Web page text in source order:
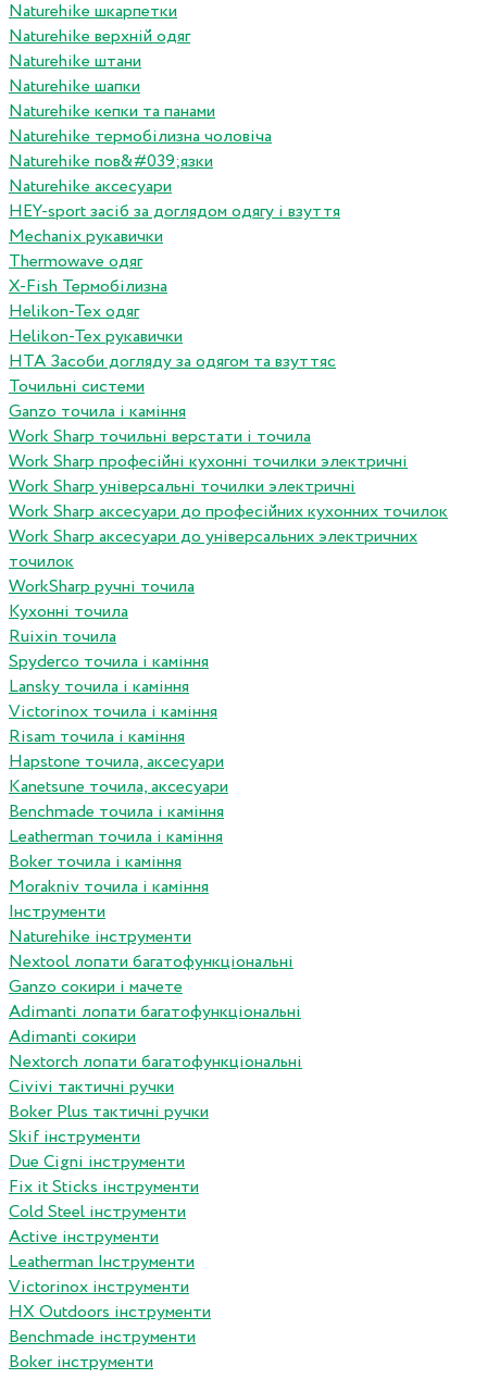
Naturehike шкарпетки
Naturehike верхній одяг
Naturehike штани
Naturehike шапки
Naturehike кепки та панами
Naturehike термобілизна чоловіча
Naturehike пов&#039;язки
Naturehike аксесуари
HEY-sport засіб за доглядом одягу і взуття
Mechanix рукавички
Thermowave одяг
X-Fish Термобілизна
Helikon-Tex одяг
Helikon-Tex рукавички
HTA Засоби догляду за одягом та взуттяс
Точильні системи
Ganzo точила і каміння
Work Sharp точильні верстати і точила
Work Sharp професiйнi кухоннi точилки электричнi
Work Sharp унiверсальнi точилки электричнi
Work Sharp аксесуари до професiйних кухонних точилок
Work Sharp аксесуари до унiверсальних электричних
точилок
WorkSharp ручні точила
Кухонні точила
Ruixin точила
Spyderco точила і каміння
Lansky точила і каміння
Victorinox точила і каміння
Risam точила і каміння
Hapstone точила, аксесуари
Kanetsune точила, аксесуари
Benchmade точила і каміння
Leatherman точила і каміння
Boker точила і каміння
Morakniv точила і каміння
Інструменти
Naturehike інструменти
Nextool лопати багатофункціональні
Ganzo сокири і мачете
Adimanti лопати багатофункціональні
Adimanti сокири
Nextorch лопати багатофункціональні
Сivivi тактичні ручки
Boker Plus тактичні ручки
Skif інструменти
Due Cigni інструменти
Fix it Sticks інструменти
Сold Steel інструменти
Active інструменти
Leatherman Інструменти
Victorinox інструменти
HX Outdoors інструменти
Benchmade інструменти
Boker інструменти